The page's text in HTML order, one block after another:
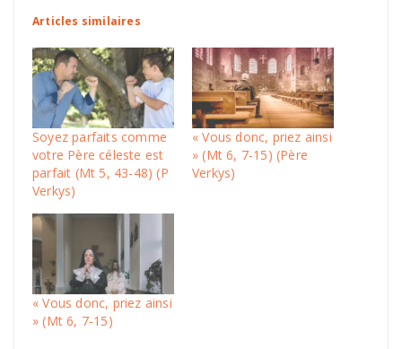
Articles similaires
Soyez parfaits comme
votre Père céleste est
parfait (Mt 5, 43-48) (P
Verkys)
« Vous donc, priez ainsi
» (Mt 6, 7-15) (Père
Verkys)
« Vous donc, priez ainsi
» (Mt 6, 7-15)